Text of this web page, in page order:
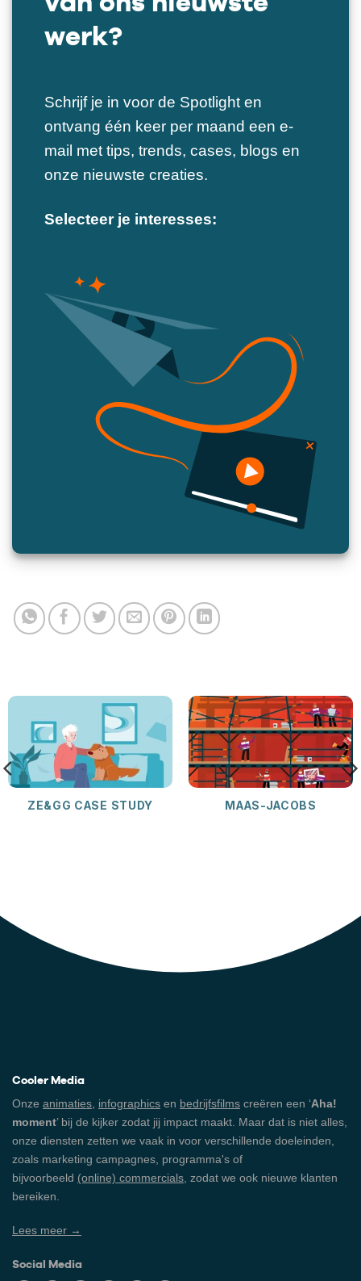
werk?
Schrijf je in voor de Spotlight en
ontvang één keer per maand een e-
mail met tips, trends, cases, blogs en
onze nieuwste creaties.
Selecteer je interesses:
ZE&GG CASE STUDY MAAS-JACOBS
Cooler Media
Onze animaties infographics en bedrijfsfilms creëren een ‘Aha!
moment’ bij de kijker zodat jij impact maakt. Maar dat is niet alles,
onze diensten zetten we vaak in voor verschillende doeleinden,
zoals marketing campagnes, programma's of
bijvoorbeeld (online) commercials , zodat we ook nieuwe klanten
bereiken.
Lees meer →
Social Media